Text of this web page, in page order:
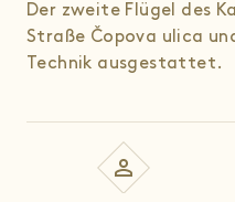
Der zweite Flügel des
Straße Čopova ulica
Technik ausgestattet.